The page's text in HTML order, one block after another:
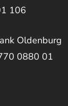
106
Oldenburg
0880 01